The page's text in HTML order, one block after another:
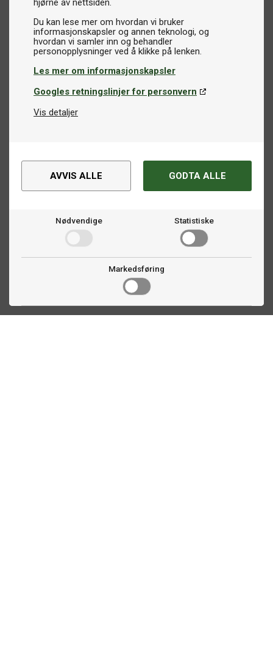
hjørne av nettsiden.
Du kan lese mer om hvordan vi bruker
informasjonskapsler og annen teknologi, og
hvordan vi samler inn og behandler
Les mer om informasjonskapsler
Googles retningslinjer for personvern
Vis detaljer
AVVIS ALLE GODTA ALLE
Nødvendige Statistiske
Markedsføring